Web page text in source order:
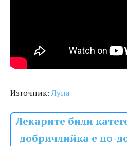
Източник:Лупа
Лекарите били
добричлийка е по-